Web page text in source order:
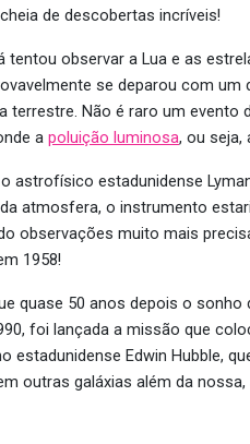
de descobertas incríveis!
tentou observar a Lua e as
se deparou com
terrestre. Não é raro um evento
a poluição luminosa, ou seja,
o astrofísico estadunidense
atmosfera, o instrumento
observações muito mais
1958!
quase 50 anos depois o
foi lançada a missão que
estadunidense Edwin Hubble,
outras galáxias além da nossa,